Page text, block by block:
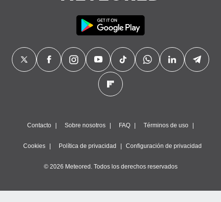
Contacto Sobre nosotros FAQ Términos de uso
Cookies Política de privacidad Configuración de privacidad
© 2026 Meteored. Todos los derechos reservados